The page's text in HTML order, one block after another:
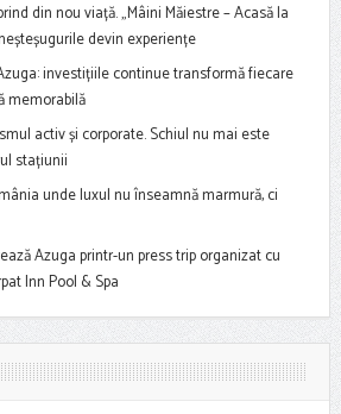
din nou viață. „Mâini Măiestre – Acasă la
devin experiențe
investițiile continue transformă fiecare
memorabilă
activ și corporate. Schiul nu mai este
stațiunii
unde luxul nu înseamnă marmură, ci
Azuga printr-un press trip organizat cu
Inn Pool & Spa